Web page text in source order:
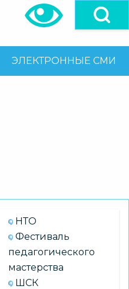
ЭЛЕКТРОННЫЕ СМИ
НТО
Фестиваль
педагогического
мастерства
ШСК